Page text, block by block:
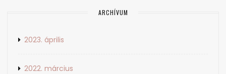
ARCHÍVUM
2023. április
2022. március